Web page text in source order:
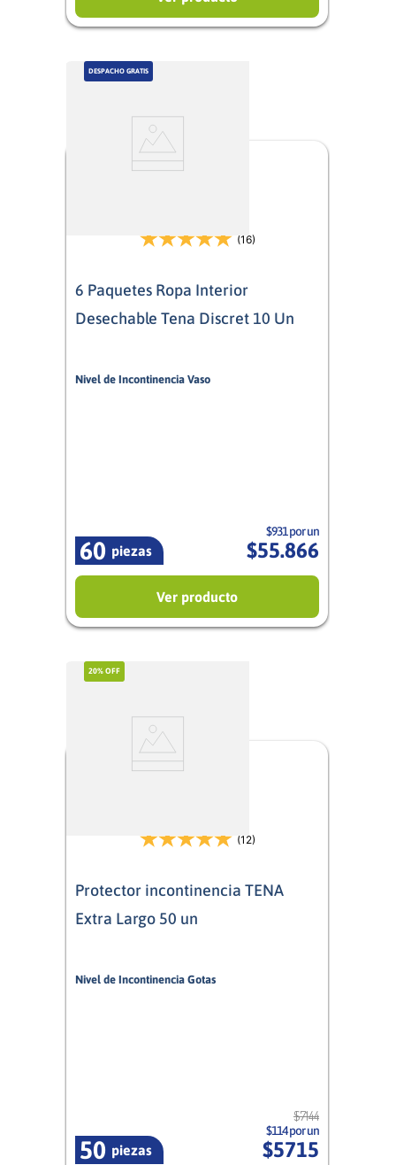
DESPACHO GRATIS
(16)
6 Paquetes Ropa Interior
Desechable Tena Discret 10 Un
Nivel de Incontinencia Vaso
piezas
60
$931 por un
$55.866
Ver producto
20% OFF
(12)
Protector incontinencia TENA
Extra Largo 50 un
Nivel de Incontinencia Gotas
piezas
50
$7144
$114 por un
$5715